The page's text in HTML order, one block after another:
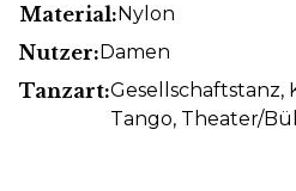
Material:Nylon
Nutzer:Damen
Tanzart:Gesellschaftstanz,
Tango, Theater/